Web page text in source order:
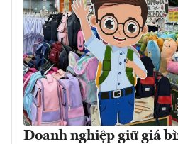
Doanh nghiệp giữ giá